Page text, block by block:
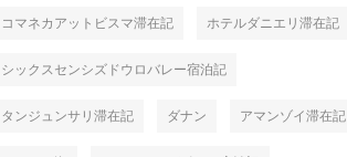
コマネカアットビスマ滞在記 ホテルダニエリ滞在記
シックスセンシズドウロバレー宿泊記
タンジュンサリ滞在記 ダナン アマンゾイ滞在記